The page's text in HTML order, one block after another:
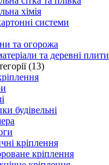
хімія
системи
та огорожа
та деревні плити
(13)
будівельні
кріплення
кріплення